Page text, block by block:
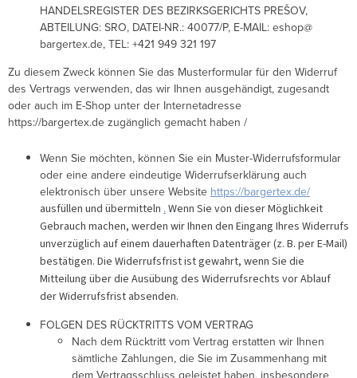
HANDELSREGISTER DES BEZIRKSGERICHTS PREŠOV,
ABTEILUNG: SRO, DATEI-NR.: 40077/P, E-MAIL: eshop@
bargertex.de, TEL: +421 949 321 197
Zu diesem Zweck können Sie das Musterformular für den Widerruf
des Vertrags verwenden, das wir Ihnen ausgehändigt, zugesandt
oder auch im E-Shop unter der Internetadresse
https://bargertex.de zugänglich gemacht haben /
Wenn Sie möchten, können Sie ein Muster-Widerrufsformular
oder eine andere eindeutige Widerrufserklärung auch
elektronisch über unsere Website https://bargertex.de/
ausfüllen und übermitteln .Wenn Sie von dieser Möglichkeit
Gebrauch machen, werden wir Ihnen den Eingang Ihres Widerrufs
unverzüglich auf einem dauerhaften Datenträger (z. B. per E-Mail)
bestätigen. Die Widerrufsfrist ist gewahrt, wenn Sie die
Mitteilung über die Ausübung des Widerrufsrechts vor Ablauf
der Widerrufsfrist absenden.
FOLGEN DES RÜCKTRITTS VOM VERTRAG
Nach dem Rücktritt vom Vertrag erstatten wir Ihnen
sämtliche Zahlungen, die Sie im Zusammenhang mit
dem Vertragsschluss geleistet haben, insbesondere